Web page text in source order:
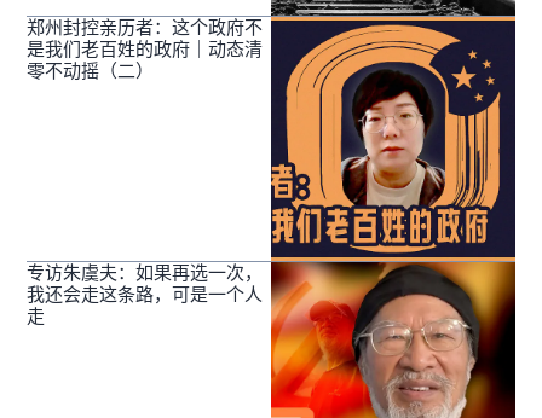
郑州封控亲历者：这个政府不
是我们老百姓的政府｜动态清
零不动摇（二）
专访朱虞夫：如果再选一次，
我还会走这条路，可是一个人
走